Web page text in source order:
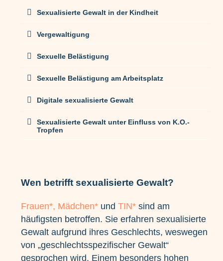
Sexualisierte Gewalt in der Kindheit
Vergewaltigung
Sexuelle Belästigung
Sexuelle Belästigung am Arbeitsplatz
Digitale sexualisierte Gewalt
Sexualisierte Gewalt unter Einfluss von K.O.-
Tropfen
Wen betrifft sexualisierte Gewalt?
Frauen*, Mädchen* und TIN* sind am
häufigsten betroffen. Sie erfahren sexualisierte
Gewalt aufgrund ihres Geschlechts, weswegen
von „geschlechtsspezifischer Gewalt“
gesprochen wird. Einem besonders hohen